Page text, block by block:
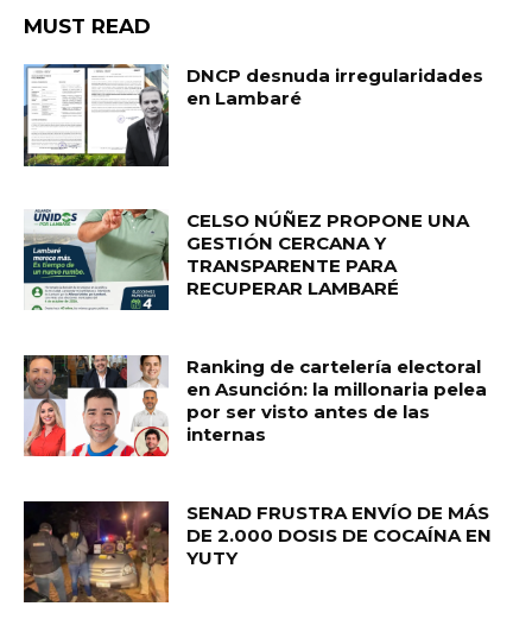
MUST READ
DNCP desnuda irregularidades
en Lambaré
CELSO NÚÑEZ PROPONE UNA
GESTIÓN CERCANA Y
TRANSPARENTE PARA
RECUPERAR LAMBARÉ
Ranking de cartelería electoral
en Asunción: la millonaria pelea
por ser visto antes de las
internas
SENAD FRUSTRA ENVÍO DE MÁS
DE 2.000 DOSIS DE COCAÍNA EN
YUTY